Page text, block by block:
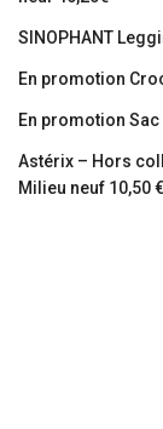
SINOPHANT
En promotion
En promotion Sac
Astérix – Hors
Milieu neuf 10,50 €